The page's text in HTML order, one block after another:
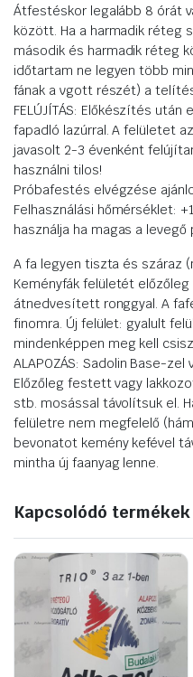
Átfestéskor legalább 8 órát
között. Ha a harmadik réteg
második és harmadik réteg
időtartam ne legyen több
fának a vgott részét) a
FELÚJÍTÁS: Előkészítés
fapadló lazúrral. A felületet
javasolt 2-3 évenként
használni tilos!
Próbafestés elvégzése
Felhasználási hőmérséklet:
használja ha magas a levegő
A fa legyen tiszta és száraz
Keményfák felületét
átnedvesített ronggyal. A
finomra. Új felület: gyalult
mindenképpen meg kell
ALAPOZÁS: Sadolin Base-
Előzőleg festett vagy
stb. mosással távolítsuk el.
felületre nem megfelelő
bevonatot kemény kefével
mintha új faanyag lenne.
Kapcsolódó termékek